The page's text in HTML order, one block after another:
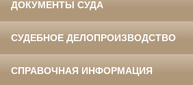
ДОКУМЕНТЫ СУДА
СУДЕБНОЕ ДЕЛОПРОИЗВОДСТВО
СПРАВОЧНАЯ ИНФОРМАЦИЯ